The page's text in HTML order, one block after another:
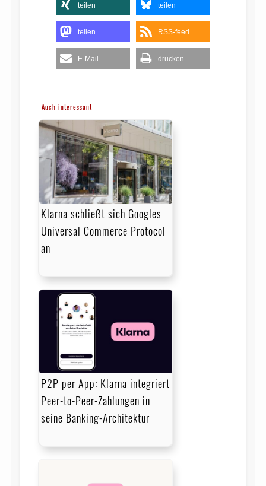
teilen teilen
teilen RSS-feed
E-Mail drucken
Auch interessant
Klarna schließt sich Googles
Universal Commerce Protocol
an
P2P per App: Klarna integriert
Peer-to-Peer-Zahlungen in
seine Banking-Architektur